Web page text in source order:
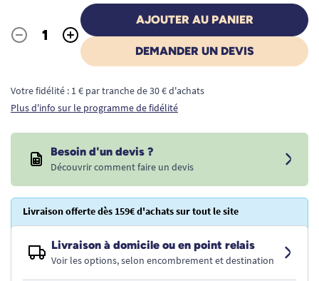
Quantité
- +
AJOUTER AU PANIER
DEMANDER UN DEVIS
Votre fidélité : 1 € par tranche de 30 € d'achats
Plus d'info sur le programme de fidélité
Besoin d'un devis ?
Découvrir comment faire un devis
Livraison offerte dès 159€ d'achats sur tout le site
Livraison à domicile ou en point relais
Voir les options, selon encombrement et destination